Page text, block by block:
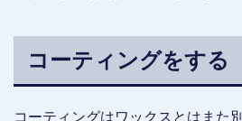
コーティングをする
コーティングはワックスとはまた